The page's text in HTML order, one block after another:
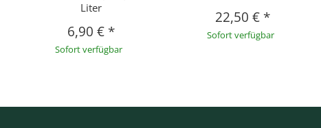
Liter
6,90 € *
Sofort verfügbar
22,50 € *
Sofort verfügbar